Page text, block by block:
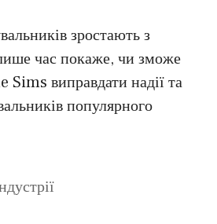
зростають з
час покаже, чи зможе
Sims виправдати надії та
популярного